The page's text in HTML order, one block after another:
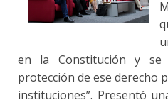
en la Constitución y se
protección de ese derecho
instituciones”. Presentó